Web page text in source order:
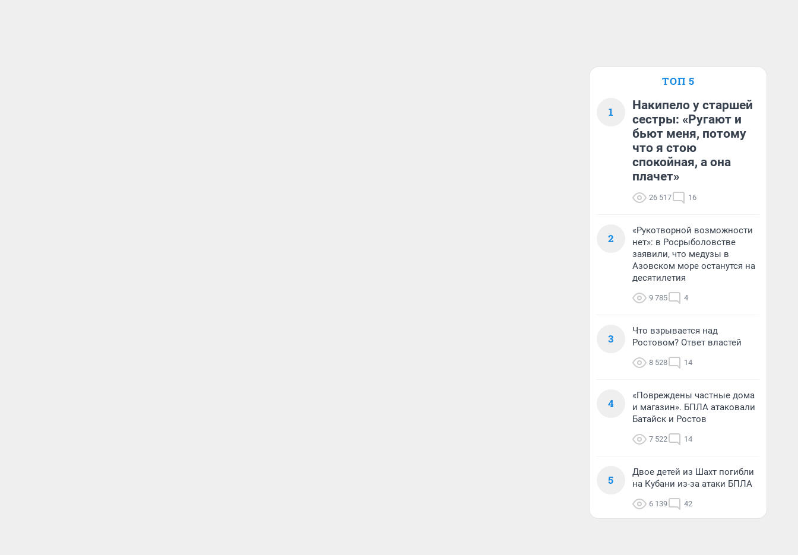
ТОП 5
1
Накипело у старшей
сестры: «Ругают и
бьют меня, потому
что я стою
спокойная, а она
плачет»
26 517 16
2
«Рукотворной возможности
нет»: в Росрыболовстве
заявили, что медузы в
Азовском море останутся на
десятилетия
9 785 4
3
Что взрывается над
Ростовом? Ответ властей
8 528 14
4
«Повреждены частные дома
и магазин». БПЛА атаковали
Батайск и Ростов
7 522 14
5
Двое детей из Шахт погибли
на Кубани из-за атаки БПЛА
6 139 42